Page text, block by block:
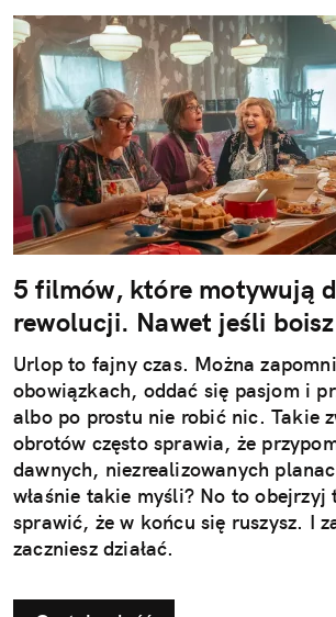
5 filmów, które motywują
rewolucji. Nawet jeśli
Urlop to fajny czas. Można
obowiązkach, oddać się pasjom i
albo po prostu nie robić nic. Takie
obrotów często sprawia, że
dawnych, niezrealizowanych
właśnie takie myśli? No to
sprawić, że w końcu się ruszysz. I
zaczniesz działać.